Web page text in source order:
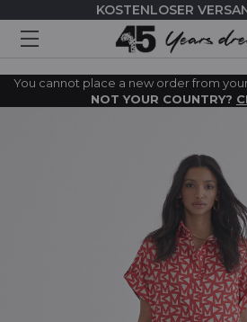
KOSTENLOSER
You cannot place a new order from
NOT YOUR COUNTRY?